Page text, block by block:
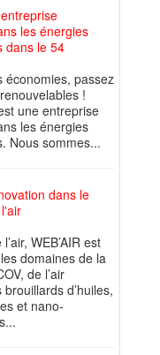
les énergies
dans le 54
économies, passez
!
une entreprise
les énergies
Nous sommes...
dans le
WEB’AIR est
domaines de la
de l’air
d’huiles,
et nano-